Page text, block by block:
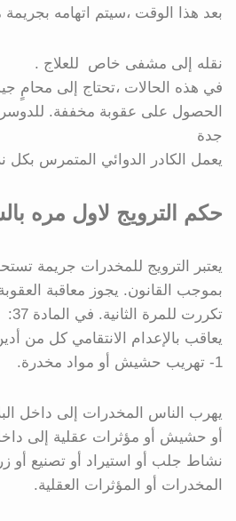
بعد هذا الوقت ،سيتم اتهامه بجريمة
نقله إلى مشفى خاص للعلاج .
في هذه الحالات ،تحتاج إلى محامٍ
الحصول على عقوبة مخففة.
جدة
يعمل الكادر الدوائي المتمرس بكل
حكم الترويج لاول مره
يعتبر الترويج للمخدرات جريمة
بموجب القانون. يجوز معاقبة
تكررت للمرة الثانية. في المادة 37:
يعاقب بالإعدام الانتقامي كل من
1- تهريب حشيش أو مواد مخدرة.
يهرب الناس المخدرات إلى داخل
أو حشيش أو مؤثرات عقلية إلى
نشاط جلب أو استيراد أو تصنيع أو
المخدرات أو المؤثرات العقلية.